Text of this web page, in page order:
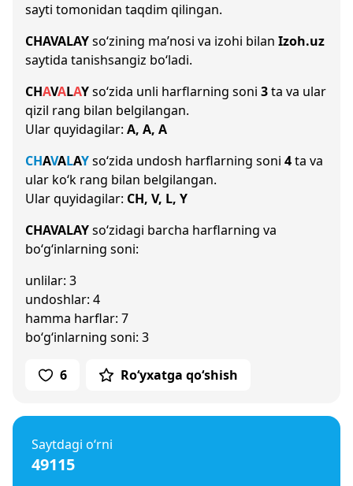
sayti tomonidan taqdim qilingan.
CHAVALAYso‘zining ma’nosi va izohi bilan Izoh.uz
saytida tanishsangiz bo‘ladi.
CHAVALAYso‘zida unli harflarning soni 3ta va ular
qizil rang bilan belgilangan.
Ular quyidagilar: A, A, A
CHAVALAYso‘zida undosh harflarning soni 4ta va
ular ko‘k rang bilan belgilangan.
Ular quyidagilar: CH, V, L, Y
CHAVALAYso‘zidagi barcha harflarning va
bo‘g‘inlarning soni:
unlilar: 3
undoshlar: 4
hamma harflar: 7
bo‘g‘inlarning soni: 3
6 Ro‘yxatga qo‘shish
Saytdagi o‘rni
49115